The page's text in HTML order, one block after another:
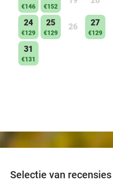
€146 €152
24
€129
25
€129
26 27
€129
31
€131
Selectie van recensies